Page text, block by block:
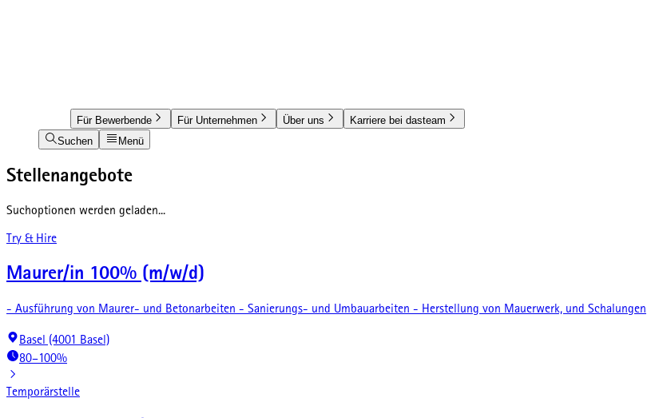
Für Bewerbende Für Unternehmen Über uns
Karriere bei dasteam
Suchen
Menü
Stellenangebote
Suchoptionen werden geladen...
Try & Hire
Maurer/in 100% (m/w/d)
- Ausführung von Maurer- und Betonarbeiten - Sanierungs- und Umbauarbeiten - Herstellung von Mauerwerk, und Schalungen
Basel (4001 Basel)
80–100%
Temporärstelle